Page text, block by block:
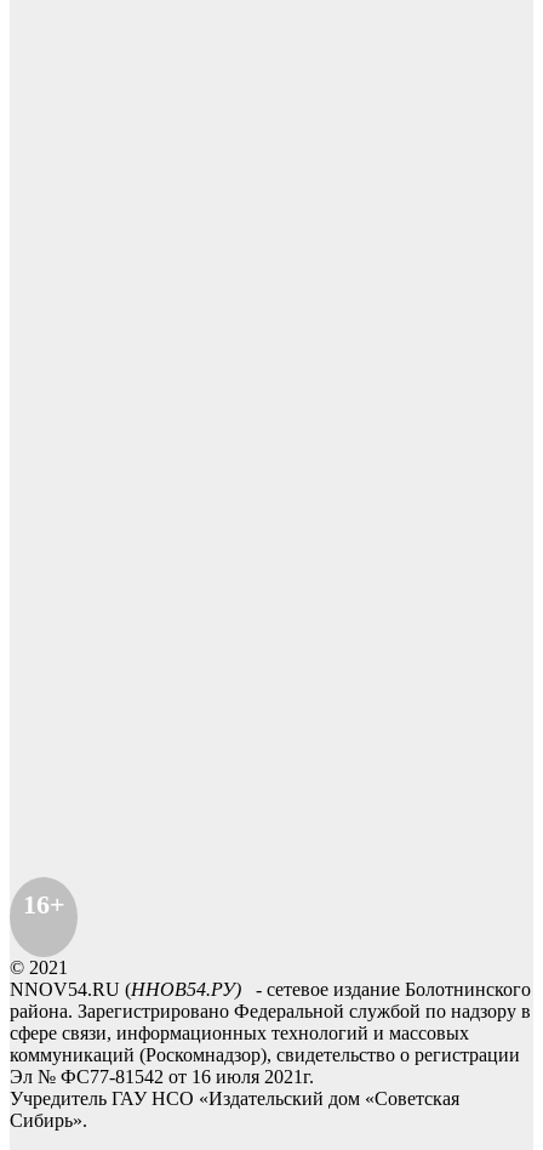
16+
© 2021
NNOV54.RU (ННОВ54.РУ) - сетевое издание Болотнинского
района. Зарегистрировано Федеральной службой по надзору в
сфере связи, информационных технологий и массовых
коммуникаций (Роскомнадзор), свидетельство о регистрации
Эл № ФС77-81542 от 16 июля 2021г.
Учредитель ГАУ НСО «Издательский дом «Советская
Сибирь».